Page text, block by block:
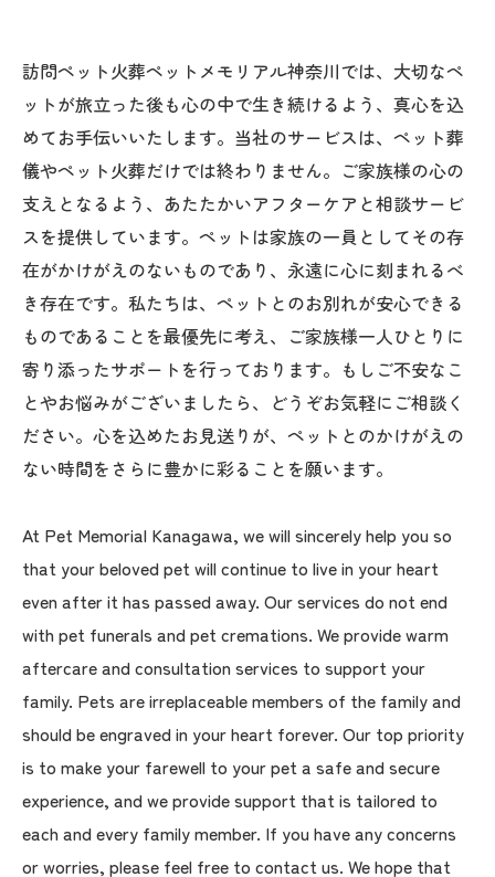
訪問ペット火葬ペットメモリアル神奈川では、大切なペ
ットが旅立った後も心の中で生き続けるよう、真心を込
めてお手伝いいたします。当社のサービスは、ペット葬
儀やペット火葬だけでは終わりません。ご家族様の心の
支えとなるよう、あたたかいアフターケアと相談サービ
スを提供しています。ペットは家族の一員としてその存
在がかけがえのないものであり、永遠に心に刻まれるべ
き存在です。私たちは、ペットとのお別れが安心できる
ものであることを最優先に考え、ご家族様一人ひとりに
寄り添ったサポートを行っております。もしご不安なこ
とやお悩みがございましたら、どうぞお気軽にご相談く
ださい。心を込めたお見送りが、ペットとのかけがえの
ない時間をさらに豊かに彩ることを願います。
At Pet Memorial Kanagawa, we will sincerely help you so
that your beloved pet will continue to live in your heart
even after it has passed away. Our services do not end
with pet funerals and pet cremations. We provide warm
aftercare and consultation services to support your
family. Pets are irreplaceable members of the family and
should be engraved in your heart forever. Our top priority
is to make your farewell to your pet a safe and secure
experience, and we provide support that is tailored to
each and every family member. If you have any concerns
or worries, please feel free to contact us. We hope that